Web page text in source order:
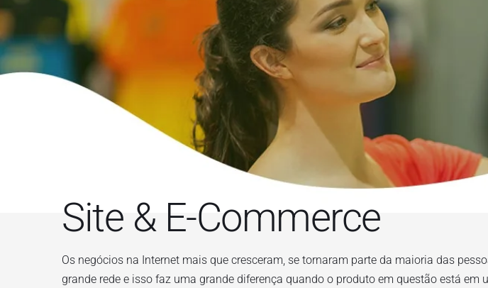
Site & E-Commerce
Os negócios na Internet mais que cresceram, se tornaram parte da maioria das
grande rede e isso faz uma grande diferença quando o produto em questão está